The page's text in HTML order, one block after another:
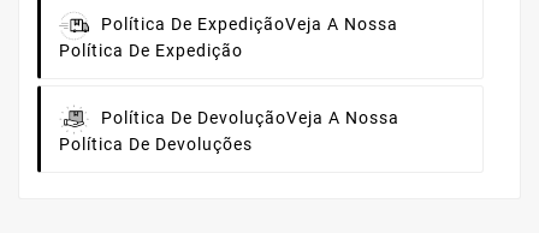
Política De ExpediçãoVeja A Nossa
Política De Expedição
Política De DevoluçãoVeja A Nossa
Política De Devoluções